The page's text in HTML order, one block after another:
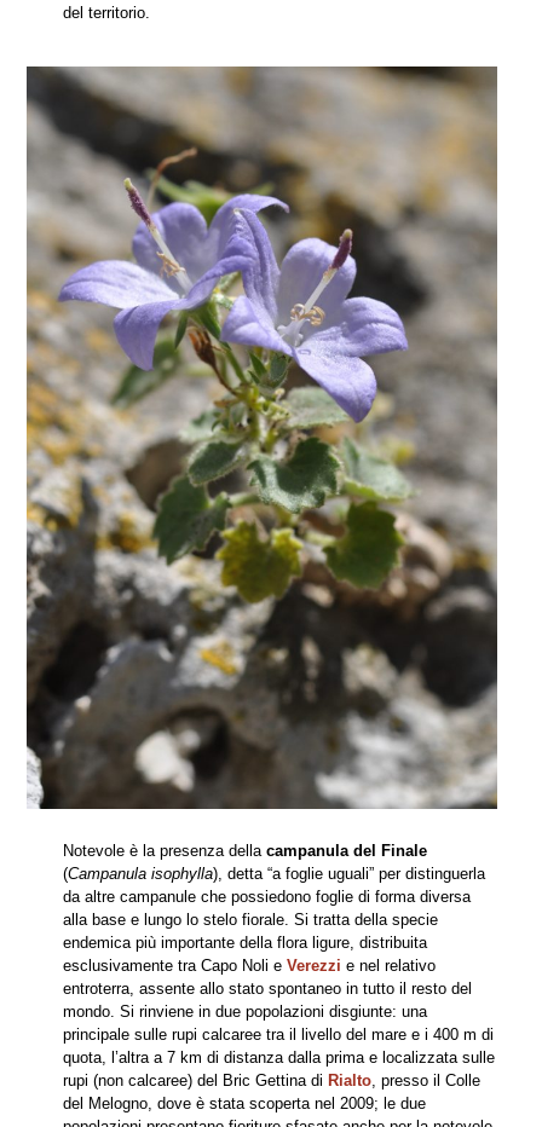
del territorio.
Notevole è la presenza della campanula del Finale
(Campanula isophylla), detta “a foglie uguali” per distinguerla
da altre campanule che possiedono foglie di forma diversa
alla base e lungo lo stelo fiorale. Si tratta della specie
endemica più importante della flora ligure, distribuita
esclusivamente tra Capo Noli e Verezzi e nel relativo
entroterra, assente allo stato spontaneo in tutto il resto del
mondo. Si rinviene in due popolazioni disgiunte: una
principale sulle rupi calcaree tra il livello del mare e i 400 m di
quota, l’altra a 7 km di distanza dalla prima e localizzata sulle
rupi (non calcaree) del Bric Gettina di Rialto, presso il Colle
del Melogno, dove è stata scoperta nel 2009; le due